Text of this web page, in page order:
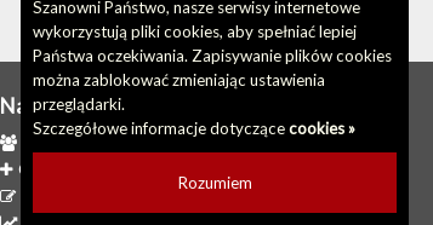
Szanowni Państwo, nasze serwisy internetowe
wykorzystują pliki cookies, aby spełniać lepiej
Państwa oczekiwania. Zapisywanie plików cookies
można zablokować zmieniając ustawienia
przeglądarki.
Szczegółowe informacje dotyczącecookies »
Rozumiem
Na skróty
Redakcja biuletynu
Ostatnio dodane